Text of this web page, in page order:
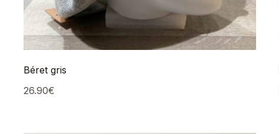
Béret gris
26.90€